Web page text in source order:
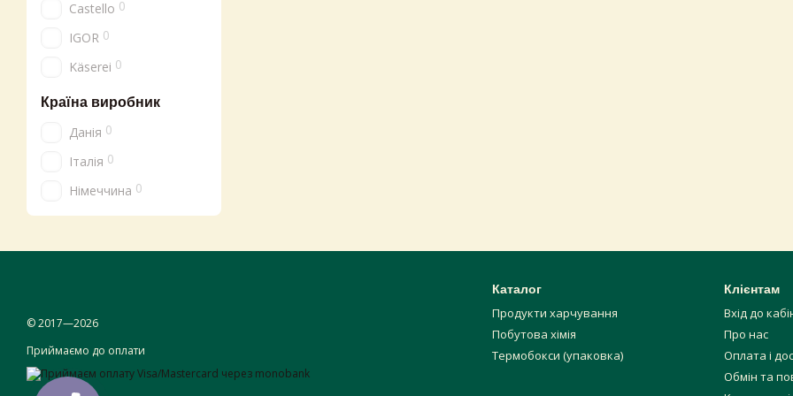
Castello 0
IGOR 0
Käserei 0
Країна виробник
Данія 0
Італія 0
Німеччина 0
© 2017—2026
Приймаємо до оплати
Каталог
Продукти харчування
Побутова хімія
Термобокси (упаковка)
Клієнтам
Вхід до
Про нас
Оплата і
Обмін та